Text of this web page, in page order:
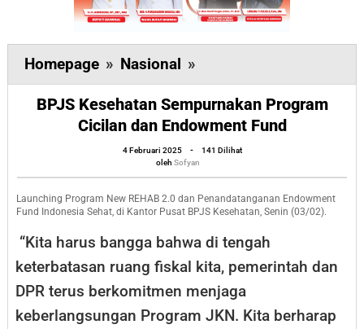
Homepage » Nasional »
Kesehatan
Sempurnakan
Program
Cicilan
dan
Endowment
BPJS Kesehatan Sempurnakan Program
Cicilan dan Endowment Fund
4 Februari 2025
oleh
Sofyan
-
141 Dilihat
oleh Sofyan
Launching Program New REHAB 2.0 dan Penandatanganan Endowment
Fund Indonesia Sehat, di Kantor Pusat BPJS Kesehatan, Senin (03/02).
“Kita harus bangga bahwa di tengah
keterbatasan ruang fiskal kita, pemerintah dan
DPR terus berkomitmen menjaga
keberlangsungan Program JKN. Kita berharap